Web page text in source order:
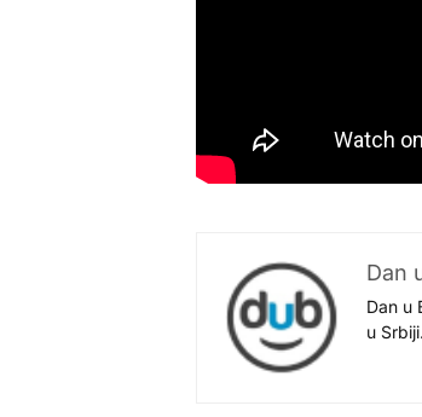
Dan
Dan u
u